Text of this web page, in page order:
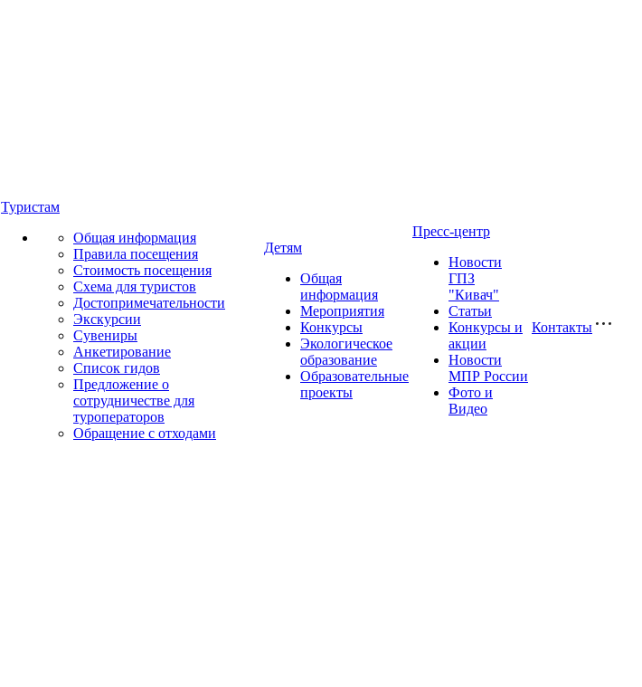
Туристам
Общая информация
Правила посещения
Стоимость посещения
Схема для туристов
Достопримечательности
Экскурсии
Сувениры
Анкетирование
Список гидов
Предложение о
сотрудничестве для
туроператоров
Обращение с отходами
Детям
Общая
информация
Мероприятия
Конкурсы
Экологическое
образование
Образовательные
проекты
Пресс-центр
Новости
ГПЗ
"Кивач"
Статьи
Конкурсы и
акции
Новости
МПР России
Фото и
Видео
Контакты